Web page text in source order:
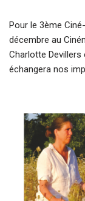
Pour le 3ème
décembre au
Charlotte Devillers
échangera nos